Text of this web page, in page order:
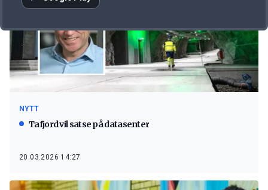
NYTT
Tafjord vil satse på datasenter
20.03.2026 14:27